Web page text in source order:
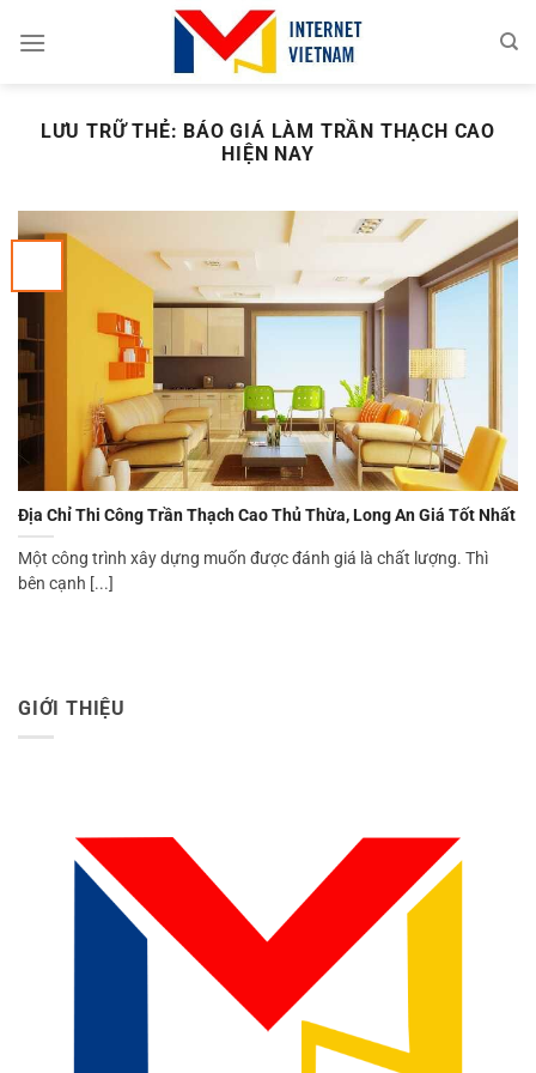
đến
LƯU TRỮ THẺ: BÁO GIÁ LÀM TRẦN THẠCH CAO
HIỆN NAY
Địa Chỉ Thi Công Trần Thạch Cao Thủ Thừa, Long An Giá Tốt Nhất
Một công trình xây dựng muốn được đánh giá là chất lượng. Thì
bên cạnh [...]
GIỚI THIỆU